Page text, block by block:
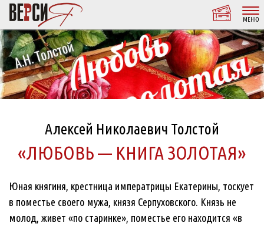
МЕНЮ
Алексей Николаевич Толстой
«ЛЮБОВЬ — КНИГА ЗОЛОТАЯ»
Юная княгиня, крестница императрицы Екатерины, тоскует
в поместье своего мужа, князя Серпуховского. Князь не
молод, живет «по старинке», поместье его находится «в